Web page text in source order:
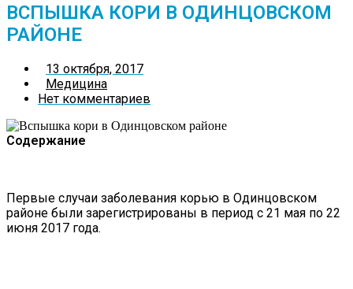
ВСПЫШКА КОРИ В ОДИНЦОВСКОМ
РАЙОНЕ
13 октября, 2017
Медицина
Нет комментариев
Содержание
Первые случаи заболевания корью в Одинцовском
районе были зарегистрированы в период с 21 мая по 22
июня 2017 года.